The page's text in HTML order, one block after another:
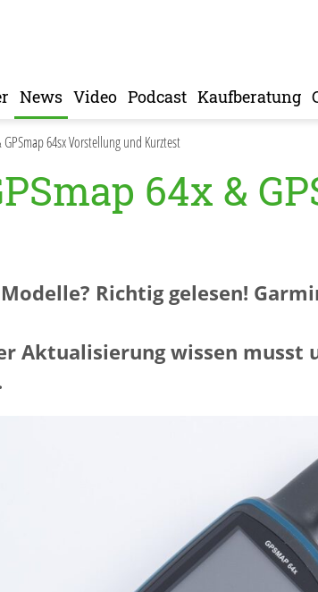
News Video Podcast Kaufberatung
GPSmap 64sx Vorstellung und Kurztest
64x &
Modelle? Richtig gelesen!
Aktualisierung wissen